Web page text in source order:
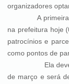
organizadores
A primeira
na prefeitura hoje
patrocínios e
como pontos de
Ela deve
de março e será